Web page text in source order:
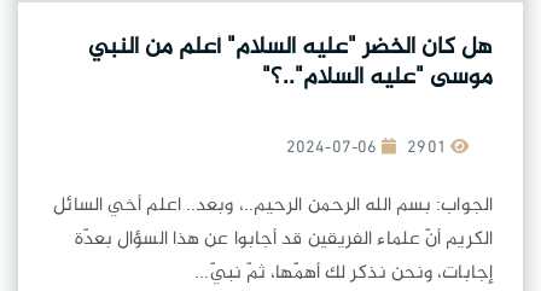
هل كان الخضر "عليه السلام" أعلم من النبي
موسى "عليه السلام"..؟"
2024-07-06
الجواب: بسم الله الرحمن الرحيم..، وبعد.. اعلم أخي السائل
الكريم أنّ علماء الفريقين قد أجابوا عن هذا السؤال بعدّة
إجابات، ونحن نذكر لك أهمّها، ثمّ نبيّ...